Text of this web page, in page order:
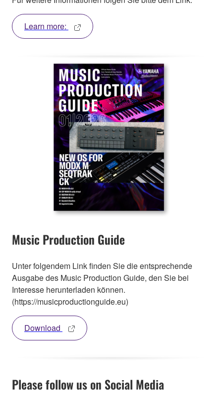
Learn more:
Music Production Guide
Unter folgendem Link finden Sie die entsprechende
Ausgabe des Music Production Guide, den Sie bei
Interesse herunterladen können.
(https://musicproductionguide.eu)
Download
Please follow us on Social Media